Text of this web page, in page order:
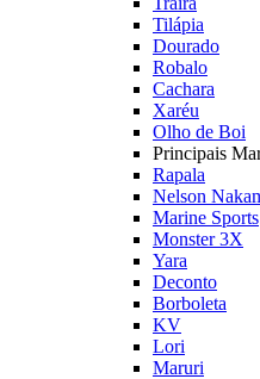
Tilápia
Dourado
Robalo
Cachara
Xaréu
Olho de Boi
Principais
Rapala
Nelson
Marine Sports
Monster 3X
Yara
Deconto
Borboleta
KV
Lori
Maruri